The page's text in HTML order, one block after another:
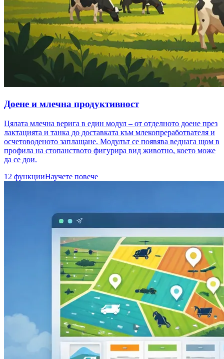
Доене и млечна продуктивност
Цялата млечна верига в един модул – от отделното доене през
лактацията и танка до доставката към млекопреработвателя и
осчетоводеното заплащане. Модулът се появява веднага щом в
профила на стопанството фигурира вид животно, което може
да се дои.
12 функцииНаучете повече